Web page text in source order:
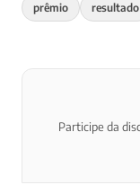
prêmio resultado
Participe da